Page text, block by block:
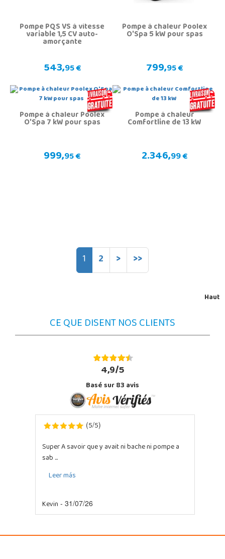
Pompe PQS VS à vitesse
variable 1,5 CV auto-
amorçante
543,95 €
Pompe à chaleur Poolex
O'Spa 5 kW pour spas
799,95 €
Pompe à chaleur Poolex
O'Spa 7 kW pour spas
999,95 €
Pompe à chaleur
Comfortline de 13 kW
2.346,99 €
1 2 > >>
Haut
CE QUE DISENT NOS CLIENTS
4,9/5
Basé sur83avis
(5/5)
Super A savoir que y avait ni bache ni pompe a
sab ...
Leer más
Kevin - 31/07/26